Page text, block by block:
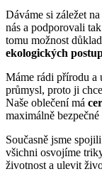
Dáváme si záležet
nás a podporovali
tomu možnost
ekologických
Máme rádi přírodu a
průmysl, proto ji
Naše oblečení má
maximálně
Současně jsme
všichni osvojíme
životnost a ulevit